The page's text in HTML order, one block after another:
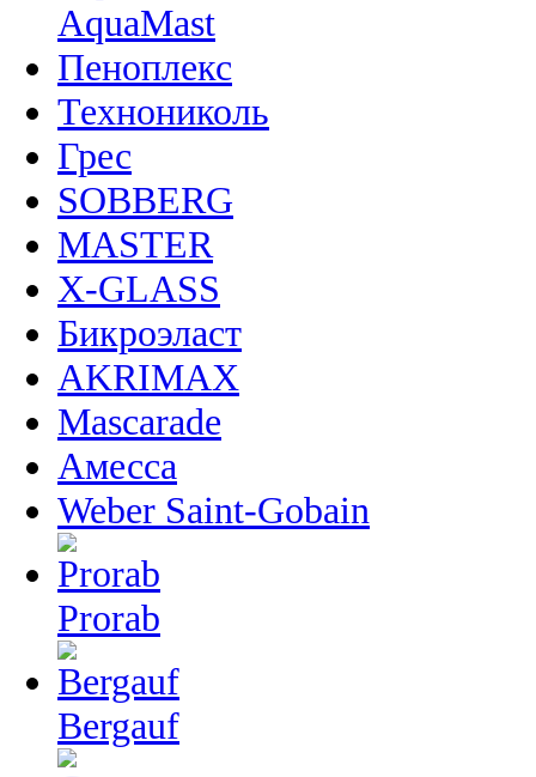
AquaMast
Пеноплекс
Технониколь
Грес
SOBBERG
MASTER
X-GLASS
Бикроэласт
AKRIMAX
Mascarade
Амесса
Weber Saint-Gobain
Prorab
Bergauf